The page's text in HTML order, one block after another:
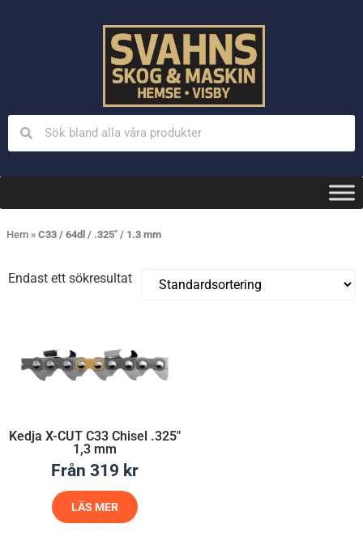
Hem » C33 / 64dl / .325" / 1.3 mm
Endast ett sökresultat
Kedja X-CUT C33 Chisel .325″
1,3 mm
Från 319 kr
LÄS MER